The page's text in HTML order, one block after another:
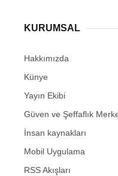
KURUMSAL
Hakkımızda
Künye
Yayın Ekibi
Güven ve Şeffaflık
İnsan kaynakları
Mobil Uygulama
RSS Akışları